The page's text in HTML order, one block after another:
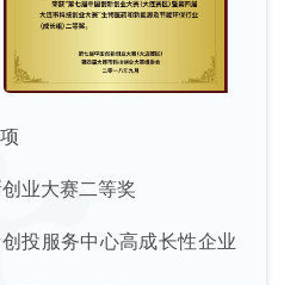
业大赛二等奖
投服务中心高成长性企业